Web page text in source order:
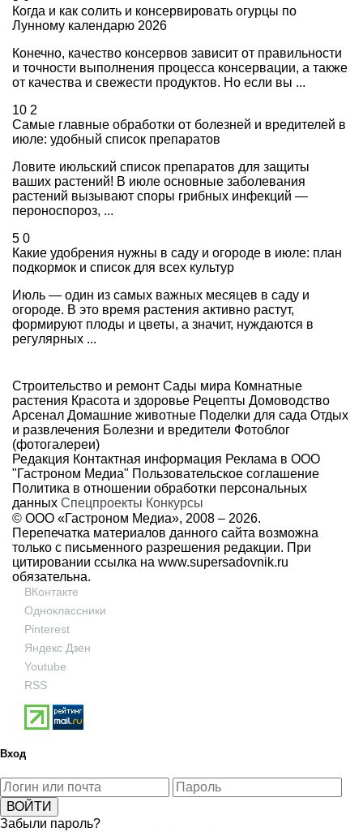
Когда и как солить и консервировать огурцы по
Лунному календарю 2026
Конечно, качество консервов зависит от правильности
и точности выполнения процесса консервации, а также
от качества и свежести продуктов. Но если вы ...
10 2
Самые главные обработки от болезней и вредителей в
июле: удобный список препаратов
Ловите июльский список препаратов для защиты
ваших растений! В июле основные заболевания
растений вызывают споры грибных инфекций —
пероноспороз, ...
5 0
Какие удобрения нужны в саду и огороде в июле: план
подкормок и список для всех культур
Июль — один из самых важных месяцев в саду и
огороде. В это время растения активно растут,
формируют плоды и цветы, а значит, нуждаются в
регулярных ...
Строительство и ремонт Сады мира Комнатные
растения Красота и здоровье Рецепты Домоводство
Арсенал Домашние животные Поделки для сада Отдых
и развлечения Болезни и вредители Фотоблог
(фотогалереи)
Редакция Контактная информация Реклама в ООО
"Гастроном Медиа" Пользовательское соглашение
Политика в отношении обработки персональных
данных Спецпроекты Конкурсы
© ООО «Гастроном Медиа», 2008 – 2026.
Перепечатка материалов данного сайта возможна
только с письменного разрешения редакции. При
цитировании ссылка на www.supersadovnik.ru
обязательна.
ВКонтакте
Одноклассники
Pinterest
Яндекс Дзен
Youtube
RSS
Вход
Забыли пароль?